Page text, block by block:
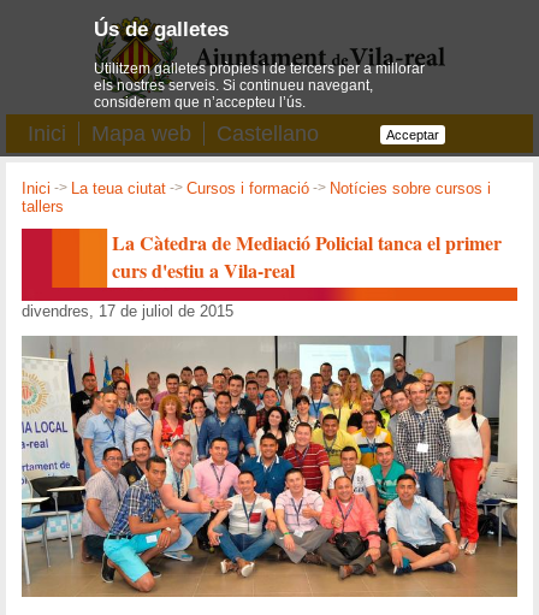
Inici Mapa web Castellano
Inici -> La teua ciutat ->Cursos i formació -> Notícies sobre cursos i
tallers
La Càtedra de Mediació Policial tanca el primer
curs d'estiu a Vila-real
divendres, 17 de juliol de 2015
Ús de galletes
Utilitzem galletes pròpies i de tercers per a millorar
els nostres serveis. Si continueu navegant,
considerem que n’accepteu l’ús.
Acceptar